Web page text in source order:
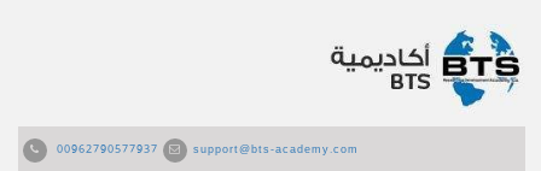
00962790577937 support@bts-academy.com